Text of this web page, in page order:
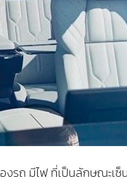
รถ มีไฟ ที่เป็นลักษณะเซ็